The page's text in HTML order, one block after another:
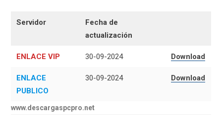
Servidor
Fecha de
actualización
ENLACE VIP 30-09-2024 Download
ENLACE
PUBLICO
30-09-2024 Download
www.descargaspcpro.net